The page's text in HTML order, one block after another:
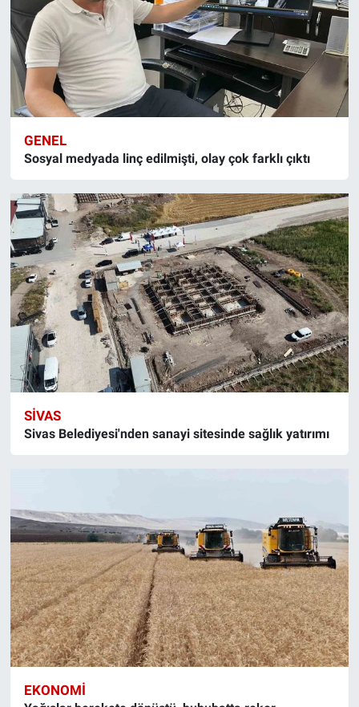
GENEL
Sosyal medyada linç edilmişti, olay çok farklı çıktı
SIVAS
Sivas Belediyesi'nden sanayi sitesinde sağlık yatırımı
EKONOMI